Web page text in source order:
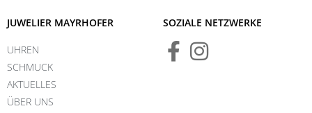
JUWELIER MAYRHOFER
UHREN
SCHMUCK
AKTUELLES
ÜBER UNS
SOZIALE NETZWERKE